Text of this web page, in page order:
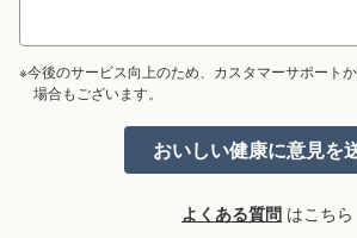
※今後のサービス向上のため、カスタマーサポート
場合もございます。
よくある質問 はこちら